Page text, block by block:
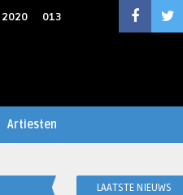
2020 013
Artiesten
LAATSTE NIEUWS